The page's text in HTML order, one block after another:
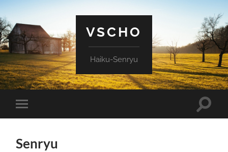
VSCHO
Haiku-Senryu
Mobile-
Menü
Senryu